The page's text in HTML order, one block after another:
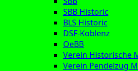
SBB Historic
BLS Historic
DSF-Koblenz
OeBB
Verein Historische
Verein Pendelzug